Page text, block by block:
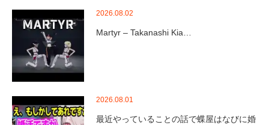
2026.08.02
Martyr – Takanashi Kia…
2026.08.01
最近やっていることの話で蝶屋はなびに婚